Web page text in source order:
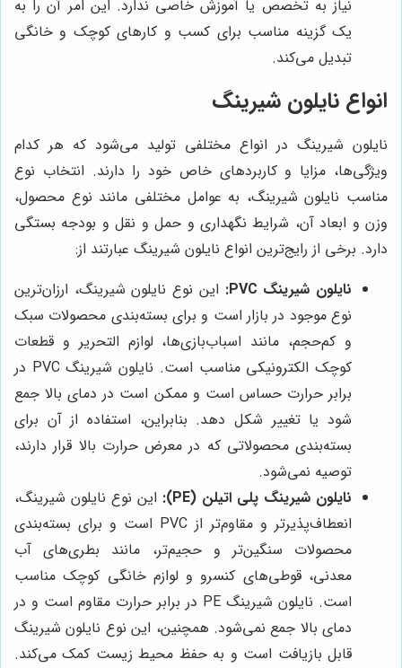
نیاز به تخصص یا آموزش خاصی ندارد. این امر آن را به
یک گزینه مناسب برای کسب و کارهای کوچک و خانگی
تبدیل می‌کند.
انواع نایلون شیرینگ
نایلون شیرینگ در انواع مختلفی تولید می‌شود که هر کدام
ویژگی‌ها، مزایا و کاربردهای خاص خود را دارند. انتخاب نوع
مناسب نایلون شیرینگ، به عوامل مختلفی مانند نوع محصول،
وزن و ابعاد آن، شرایط نگهداری و حمل و نقل و بودجه بستگی
دارد. برخی از رایج‌ترین انواع نایلون شیرینگ عبارتند از:
نایلون شیرینگ PVC:
این نوع نایلون شیرینگ، ارزان‌ترین
نوع موجود در بازار است و برای بسته‌بندی محصولات سبک
و کم‌حجم، مانند اسباب‌بازی‌ها، لوازم التحریر و قطعات
کوچک الکترونیکی مناسب است. نایلون شیرینگ PVC در
برابر حرارت حساس است و ممکن است در دمای بالا جمع
شود یا تغییر شکل دهد. بنابراین، استفاده از آن برای
بسته‌بندی محصولاتی که در معرض حرارت بالا قرار دارند،
توصیه نمی‌شود.
نایلون شیرینگ پلی اتیلن (PE):
این نوع نایلون شیرینگ،
انعطاف‌پذیرتر و مقاوم‌تر از PVC است و برای بسته‌بندی
محصولات سنگین‌تر و حجیم‌تر، مانند بطری‌های آب
معدنی، قوطی‌های کنسرو و لوازم خانگی کوچک مناسب
است. نایلون شیرینگ PE در برابر حرارت مقاوم است و در
دمای بالا جمع نمی‌شود. همچنین، این نوع نایلون شیرینگ
قابل بازیافت است و به حفظ محیط زیست کمک می‌کند.